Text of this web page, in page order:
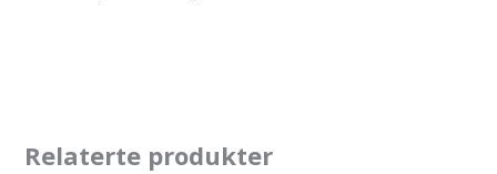
Relaterte produkter